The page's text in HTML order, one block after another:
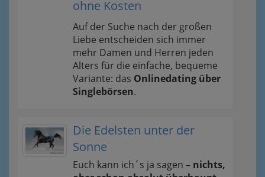
ohne Kosten
Auf der Suche nach der großen
Liebe entscheiden sich immer
mehr Damen und Herren jeden
Alters für die einfache, bequeme
Variante: das Onlinedating über
Singlebörsen.
Die Edelsten unter der
Sonne
Euch kann ich´s ja sagen – nichts,